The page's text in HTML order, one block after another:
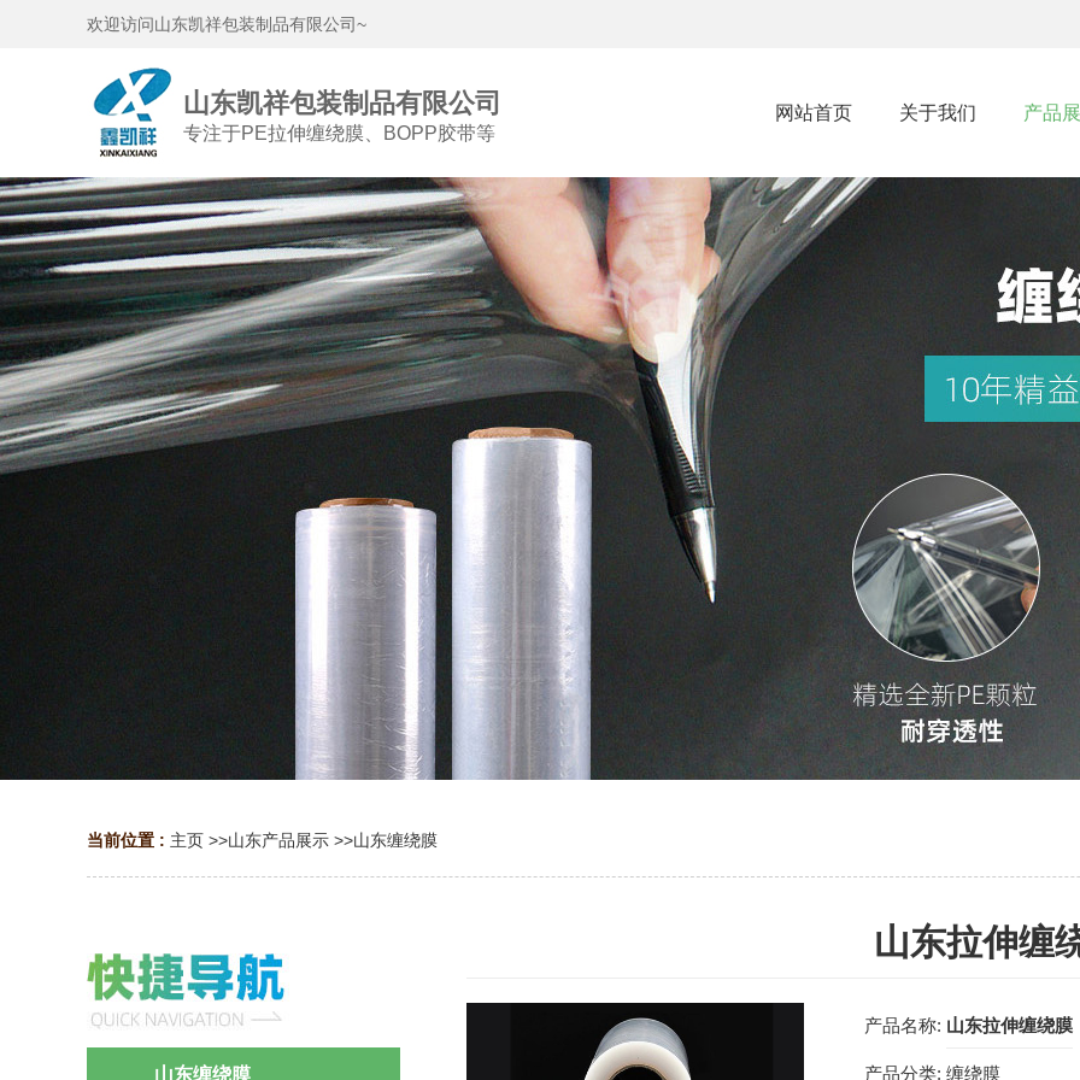
欢迎访问山东凯祥包装制品有限公司~
山东凯祥包装制品有限公司
专注于PE拉伸缠绕膜、BOPP胶带等
网站首页 关于我们 产品
当前位置 : 主页 >>山东产品展示 >>山东缠绕膜
山东缠绕膜
山东拉伸缠
产品名称: 山东拉伸缠绕膜
产品分类: 缠绕膜